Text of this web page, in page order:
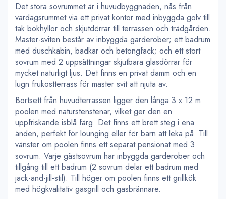
Det stora sovrummet är i huvudbyggnaden, nås från
vardagsrummet via ett privat kontor med inbyggda golv till
tak bokhyllor och skjutdörrar till terrassen och trädgården.
Master-sviten består av inbyggda garderober; ett badrum
med duschkabin, badkar och betongfack; och ett stort
sovrum med 2 uppsättningar skjutbara glasdörrar för
mycket naturligt ljus. Det finns en privat damm och en
lugn frukostterrass för master svit att njuta av.
Bortsett från huvudterrassen ligger den långa 3 x 12 m
poolen med naturstenstenar, vilket ger den en
uppfriskande isblå färg. Det finns ett brett steg i ena
änden, perfekt för lounging eller för barn att leka på. Till
vänster om poolen finns ett separat pensionat med 3
sovrum. Varje gästsovrum har inbyggda garderober och
tillgång till ett badrum (2 sovrum delar ett badrum med
jack-and-jill-stil). Till höger om poolen finns ett grillkök
med högkvalitativ gasgrill och gasbrännare.